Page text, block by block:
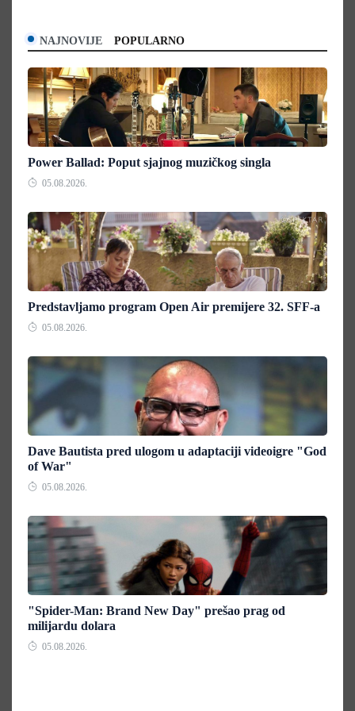
NAJNOVIJE POPULARNO
Power Ballad: Poput sjajnog muzičkog singla
05.08.2026.
Predstavljamo program Open Air premijere 32. SFF-a
05.08.2026.
Dave Bautista pred ulogom u adaptaciji videoigre "God
of War"
05.08.2026.
"Spider-Man: Brand New Day" prešao prag od
milijardu dolara
05.08.2026.